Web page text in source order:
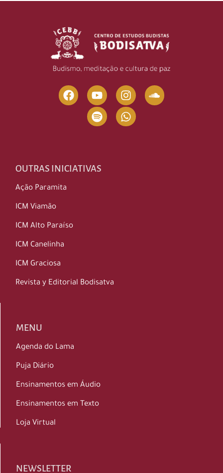
OUTRAS INICIATIVAS
Ação Paramita
ICM Viamão
ICM Alto Paraíso
ICM Canelinha
ICM Graciosa
Revista y Editorial Bodisatva
MENU
Agenda do Lama
Puja Diário
Ensinamentos em Áudio
Ensinamentos em Texto
Loja Virtual
NEWSLETTER